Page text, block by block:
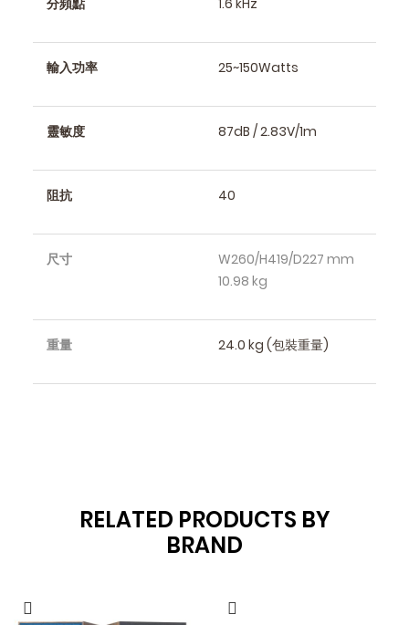
輸入功率 25~150Watts
靈敏度 87dB / 2.83V/1m
阻抗 40
尺寸
W260/H419/D227 mm
10.98 kg
重量 24.0 kg (包裝重量)
RELATED PRODUCTS BY
BRAND